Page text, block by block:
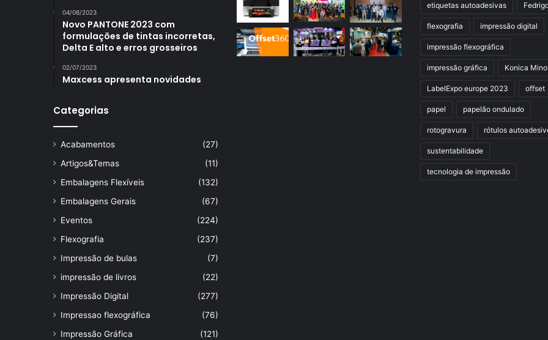
04/08/2023
Novo PANTONE 2023 com
formulações de tintas incorretas,
Delta E alto e erros grosseiros
02/07/2023
Maxcess apresenta novidades
Categorias
Acabamentos
(27)
Artigos&Temas
(11)
Embalagens Flexíveis
(132)
Embalagens Gerais
(67)
Eventos
(224)
Flexografia
(237)
Impressão de bulas
(7)
impressão de livros
(22)
Impressão Digital
(277)
Impressao flexográfica
(76)
Impressão Gráfica
(121)
etiquetas autoadesivas
flexografia impressão digital
impressão flexográfica
impressão gráfica Konica
LabelExpo europe 2023 offset
papel papelão ondulado
rotogravura rótulos
sustentabilidade
tecnologia de impressão